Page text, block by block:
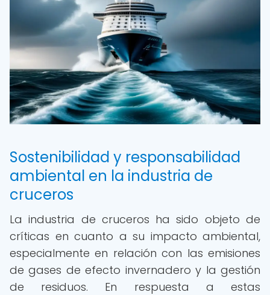
Sostenibilidad y responsabilidad
ambiental en la industria de
cruceros
La industria de cruceros ha sido objeto de
críticas en cuanto a su impacto ambiental,
especialmente en relación con las emisiones
de gases de efecto invernadero y la gestión
de residuos. En respuesta a estas